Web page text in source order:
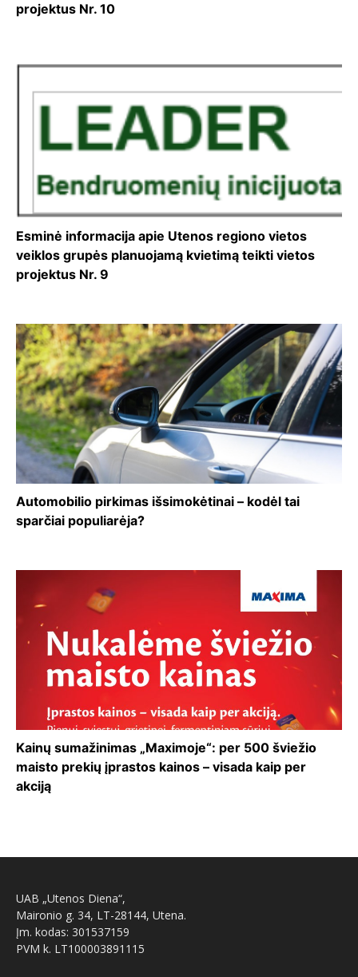
projektus Nr. 10
Esminė informacija apie Utenos regiono vietos
veiklos grupės planuojamą kvietimą teikti vietos
projektus Nr. 9
Automobilio pirkimas išsimokėtinai – kodėl tai
sparčiai populiarėja?
Kainų sumažinimas „Maximoje“: per 500 šviežio
maisto prekių įprastos kainos – visada kaip per
akciją
UAB „Utenos Diena“,
Maironio g. 34, LT-28144, Utena.
Įm. kodas: 301537159
PVM k. LT100003891115